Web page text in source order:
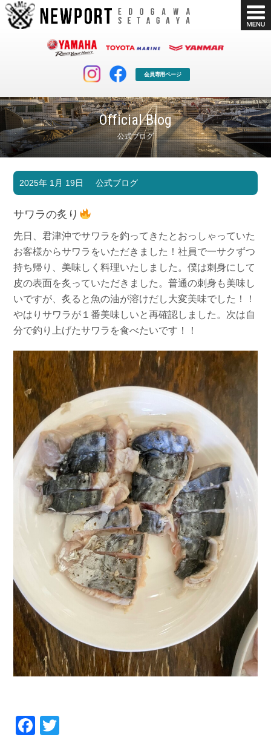
会員専用ページ
Official Blog
公式ブログ
マリンクラブ
マリンライフを堪能したい！
ボート販売
ボート免許
長年の実績と信頼！
店舗情報
Shop Info.
公式ブログ
Blog
お問い合わせ
Contact us
会社概要
Company
採用情報
Recruit
リンク集
2025年 1月 19日 公式ブログ
サワラの炙り
先日、君津沖でサワラを釣ってきたとおっしゃっていた
お客様からサワラをいただきました！社員で一サクずつ
持ち帰り、美味しく料理いたしました。僕は刺身にして
皮の表面を炙っていただきました。普通の刺身も美味し
いですが、炙ると魚の油が溶けだし大変美味でした！！
やはりサワラが１番美味しいと再確認しました。次は自
分で釣り上げたサワラを食べたいです！！
Facebook